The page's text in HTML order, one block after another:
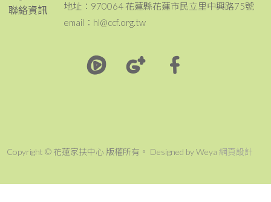
聯絡資訊
地址：970064 花蓮縣花蓮市民立里中興路75號
email：hl@ccf.org.tw
Copyright © 花蓮家扶中心 版權所有。 Designed by Weya 網頁設計